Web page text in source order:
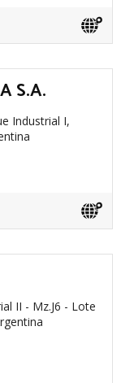
S.A.
Industrial I,
II - Mz.J6 - Lote